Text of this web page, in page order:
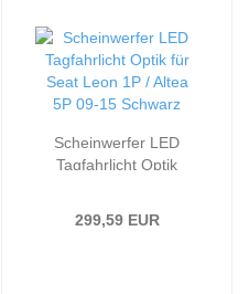
Scheinwerfer LED
Tagfahrlicht Optik
Schwarz
299,59 EUR